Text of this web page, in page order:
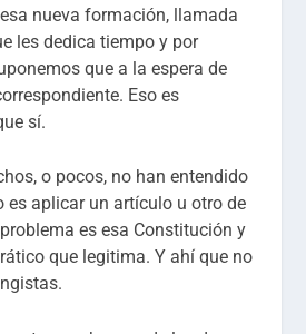
nueva formación, llamada
les dedica tiempo y por
que a la espera de
Eso es
sí.
o pocos, no han entendido
es aplicar un artículo u otro de
es esa Constitución y
que legitima. Y ahí que no